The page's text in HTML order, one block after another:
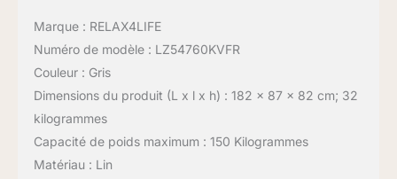
Marque : RELAX4LIFE
Numéro de modèle : LZ54760KVFR
Couleur : Gris
Dimensions du produit (L x l x h) : 182 x 87 x 82 cm; 32
kilogrammes
Capacité de poids maximum : 150 Kilogrammes
Matériau : Lin